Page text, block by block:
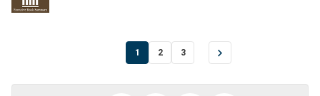
1 2 3